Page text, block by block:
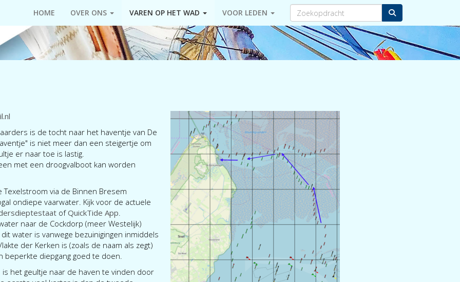
HOME OVER ONS VAREN OP HET WAD VOOR LEDEN
is de tocht naar het haventje van De
is niet meer dan een steigertje om
er naar toe is lastig.
met een droogvalboot kan worden
via de Binnen Bresem
ondiepe vaarwater. Kijk voor de actuele
ofQuickTide App.
naar de Cockdorp (meer Westelijk)
water is vanwege bezuinigingen inmiddels
der Kerken is (zoals de naam als zegt)
beperkte diepgang goed te doen.
het geultje naar de haven te vinden door